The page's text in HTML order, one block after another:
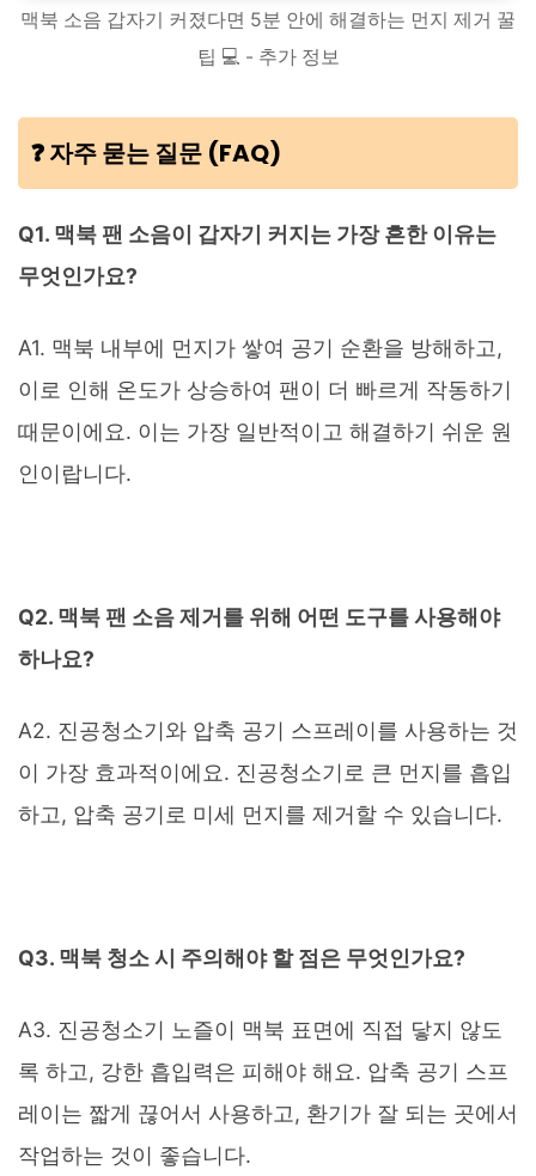
맥북 소음 갑자기 커졌다면 5분 안에 해결하는 먼지 제거 꿀
팁 💻 - 추가 정보
❓ 자주 묻는 질문 (FAQ)
Q1. 맥북 팬 소음이 갑자기 커지는 가장 흔한 이유는
무엇인가요?
A1. 맥북 내부에 먼지가 쌓여 공기 순환을 방해하고,
이로 인해 온도가 상승하여 팬이 더 빠르게 작동하기
때문이에요. 이는 가장 일반적이고 해결하기 쉬운 원
인이랍니다.
Q2. 맥북 팬 소음 제거를 위해 어떤 도구를 사용해야
하나요?
A2. 진공청소기와 압축 공기 스프레이를 사용하는 것
이 가장 효과적이에요. 진공청소기로 큰 먼지를 흡입
하고, 압축 공기로 미세 먼지를 제거할 수 있습니다.
Q3. 맥북 청소 시 주의해야 할 점은 무엇인가요?
A3. 진공청소기 노즐이 맥북 표면에 직접 닿지 않도
록 하고, 강한 흡입력은 피해야 해요. 압축 공기 스프
레이는 짧게 끊어서 사용하고, 환기가 잘 되는 곳에서
작업하는 것이 좋습니다.